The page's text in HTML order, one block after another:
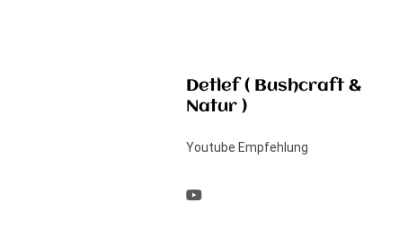
Detlef ( Bushcraft &
Natur )
Youtube Empfehlung